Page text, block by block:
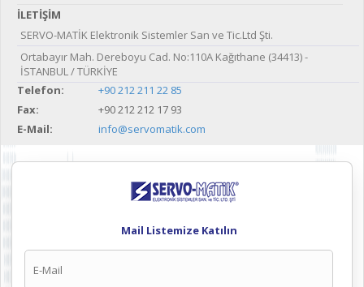
İLETİŞİM
SERVO-MATİK Elektronik Sistemler San ve Tic.Ltd Şti.
Ortabayır Mah. Dereboyu Cad. No:110A Kağıthane (34413) -
İSTANBUL / TÜRKİYE
Telefon:
+90 212 211 22 85
Fax:
+90 212 212 17 93
E-Mail:
info@servomatik.com
Mail Listemize Katılın